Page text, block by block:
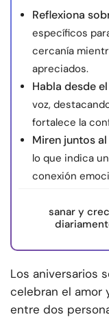
Reflexiona
específicos
cercanía
apreciados.
Habla desde
voz,
fortalece la
Miren juntos
lo que indica
conexión
sanar y
Los aniversarios
celebran el amor
entre dos